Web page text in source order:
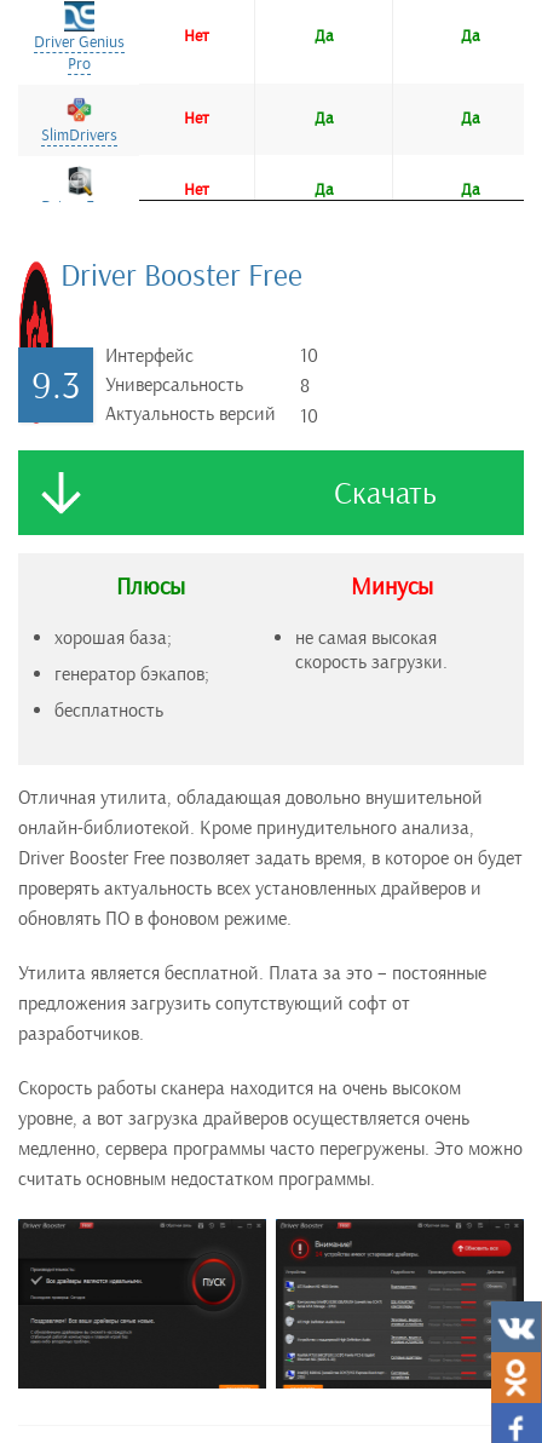
Driver Genius
Pro
Нет Да Да
SlimDrivers
Нет Да Да
Driver Easy
Нет Да Да
Driver Talent
Driver Genius
Pro
SlimDrivers
Driver Easy
Driver Talent
Driver Booster Free
9.3
Интерфейс
Универсальность
Актуальность версий
10
8
10
Скачать
Плюсы
хорошая база;
генератор бэкапов;
бесплатность
Минусы
не самая высокая
скорость загрузки.
Отличная утилита, обладающая довольно внушительной
онлайн-библиотекой. Кроме принудительного анализа,
Driver Booster Free позволяет задать время, в которое он будет
проверять актуальность всех установленных драйверов и
обновлять ПО в фоновом режиме.
Утилита является бесплатной. Плата за это – постоянные
предложения загрузить сопутствующий софт от
разработчиков.
Скорость работы сканера находится на очень высоком
уровне, а вот загрузка драйверов осуществляется очень
медленно, сервера программы часто перегружены. Это можно
считать основным недостатком программы.